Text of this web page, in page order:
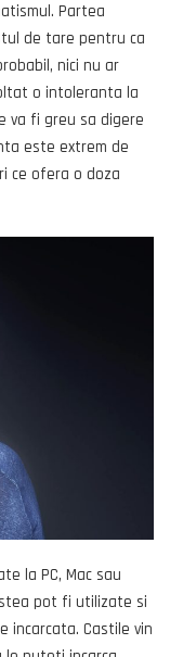
Partea
de tare pentru ca
nici nu ar
o intoleranta la
va fi greu sa digere
este extrem de
ce ofera o doza
la PC, Mac sau
pot fi utilizate si
incarcata. Castile vin